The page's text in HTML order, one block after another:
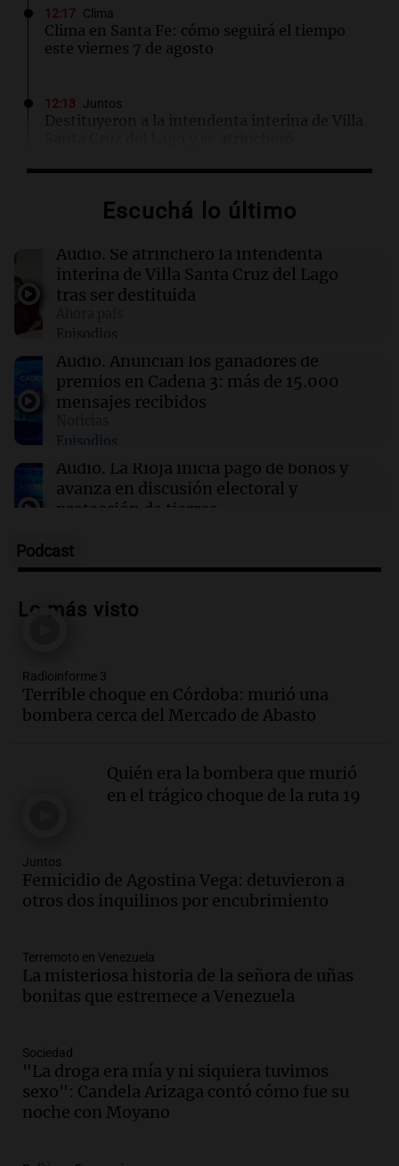
12:17 Clima
Clima en Santa Fe: cómo seguirá el tiempo
este viernes 7 de agosto
12:13 Juntos
Destituyeron a la intendenta interina de Villa
Quiniela la primera de la mañana: conocé los
agosto.
12:11 Clima
viernes 7 de agosto
12:11 Deportes
El Milan se interesa en Leandro Paredes y
Escuchá lo último
Audio. Se atrincheró la intendenta
interina de Villa Santa Cruz del Lago
tras ser destituida
Episodios
Audio. Anuncian los ganadores de
premios en Cadena 3: más de 15.000
mensajes recibidos
Episodios
Audio. La Rioja inicia pago de bonos y
avanza en discusión electoral y
protección de tierras
Episodios
Audio.Los Tekis presentaron
carnaval el estudio de Cadena 3
Audio.La Expo La Bulaye 2026
comienza con sorpresas y grandes
premios para los visitantes
Córdoba: destituyeron a la
intendenta interina de Villa Santa Cruz
Episodios
Audio.Clases de tango y milonga en la
Confitería El Oriental: una propuesta
Noticias
Episodios
Audio.Más de la mitad de la población
de la UBA
El dato confiable
Episodios
Audio.Cientos de fieles celebran a San
Podcast
Lo más visto
Radioinforme 3
Terrible choque en Córdoba: murió una
bombera cerca del Mercado de Abasto
Quién era la bombera que murió
en el trágico choque de la ruta 19
Juntos
Femicidio de Agostina Vega: detuvieron a
otros dos inquilinos por encubrimiento
Terremoto en Venezuela
La misteriosa historia de la señora de uñas
bonitas que estremece a Venezuela
Sociedad
"La droga era mía y ni siquiera tuvimos
sexo": Candela Arizaga contó cómo fue su
noche con Moyano